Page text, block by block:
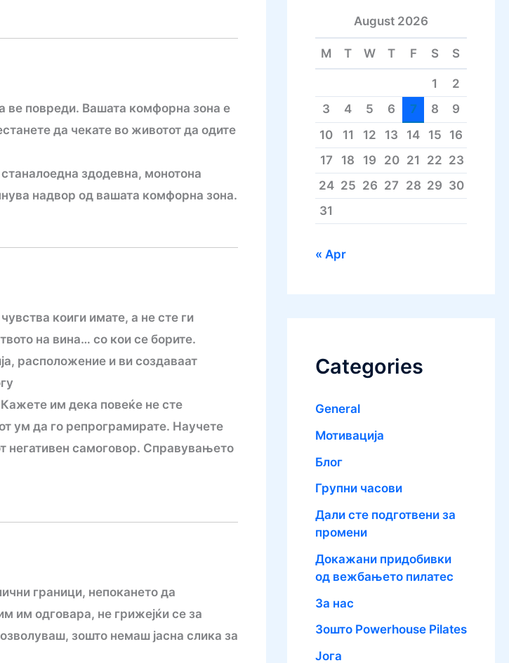
ве повреди. Вашата комфорна зона е
да чекате во животот да одите
здодевна, монотона
надвор од вашата комфорна зона.
коиги имате, а не сте ги
на вина… со кои се борите.
расположение и ви создаваат
им дека повеќе не сте
ум да го репрограмирате. Научете
негативен самоговор. Справувањето
граници, непокането да
им одговара, не грижејќи се за
зошто немаш јасна слика за
August 2026
M T W T F S S
1
2
3
4 5 6 7 8
9
10
11 12 13 14 15
16
17
18 19 20 21 22 23
24 25 26 27 28 29 30
31
« Apr
Categories
General
Mотивација
Блог
Групни часови
Дали сте подготвени за
промени
Докажани придобивки
од вежбањето пилатес
За нас
Зошто Powerhouse Pilates
Јога